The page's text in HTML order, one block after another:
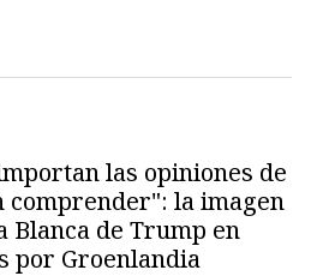
las opiniones de
comprender": la imagen
Blanca de Trump en
por Groenlandia